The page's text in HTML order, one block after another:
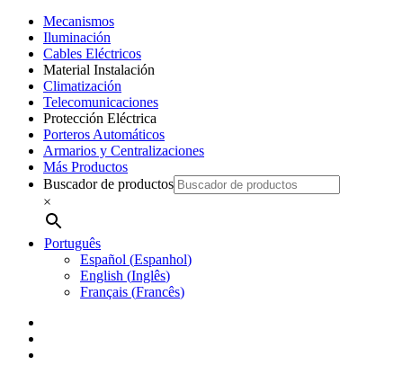
Mecanismos
Iluminación
Cables Eléctricos
Material Instalación
Climatización
Telecomunicaciones
Protección Eléctrica
Porteros Automáticos
Armarios y Centralizaciones
Más Productos
Buscador de productos
×
Português
Español (Espanhol)
English (Inglês)
Français (Francês)